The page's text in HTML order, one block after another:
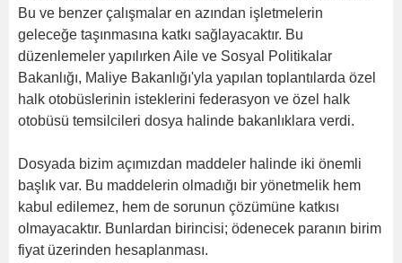
Bu ve benzer çalışmalar en azından işletmelerin
geleceğe taşınmasına katkı sağlayacaktır. Bu
düzenlemeler yapılırken Aile ve Sosyal Politikalar
Bakanlığı, Maliye Bakanlığı'yla yapılan toplantılarda özel
halk otobüslerinin isteklerini federasyon ve özel halk
otobüsü temsilcileri dosya halinde bakanlıklara verdi.
Dosyada bizim açımızdan maddeler halinde iki önemli
başlık var. Bu maddelerin olmadığı bir yönetmelik hem
kabul edilemez, hem de sorunun çözümüne katkısı
olmayacaktır. Bunlardan birincisi; ödenecek paranın birim
fiyat üzerinden hesaplanması.